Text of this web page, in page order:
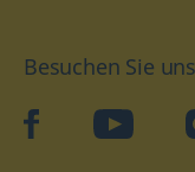
Besuchen Sie
facebook YouTube